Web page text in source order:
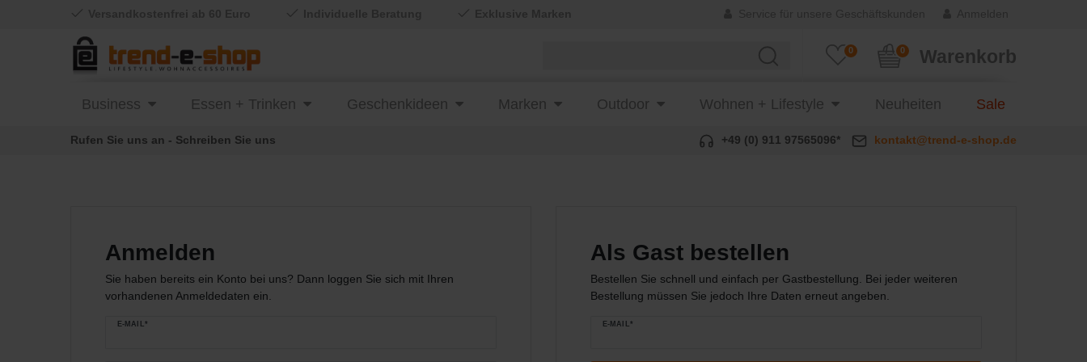
0 Warenkorb
0
Business Essen + Trinken Geschenkideen Marken Outdoor Wohnen + Lifestyle Neuheiten Sale
Rufen Sie uns an - Schreiben Sie uns +49 (0) 911 97565096* kontakt@trend-e-shop.de
Anmelden
Sie haben bereits ein Konto bei uns? Dann loggen Sie sich mit Ihren
vorhandenen Anmeldedaten ein.
E-MAIL*
Als Gast bestellen
Bestellen Sie schnell und einfach per Gastbestellung. Bei jeder weiteren
Bestellung müssen Sie jedoch Ihre Daten erneut angeben.
E-MAIL*